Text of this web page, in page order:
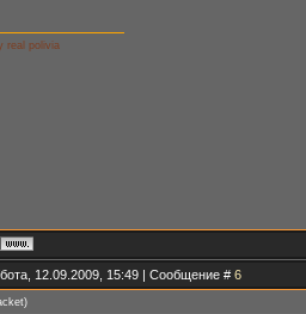
real polivia
12.09.2009, 15:49 | Сообщение # 6
)